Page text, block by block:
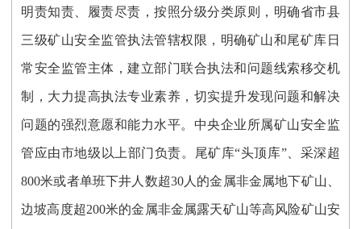
明责知责、履责尽责，按照分级分类原则，明确省市县
三级矿山安全监管执法管辖权限，明确矿山和尾矿库日
常安全监管主体，建立部门联合执法和问题线索移交机
制，大力提高执法专业素养，切实提升发现问题和解决
问题的强烈意愿和能力水平。中央企业所属矿山安全监
管应由市地级以上部门负责。尾矿库“头顶库”、采深超
800米或者单班下井人数超30人的金属非金属地下矿山、
边坡高度超200米的金属非金属露天矿山等高风险矿山安